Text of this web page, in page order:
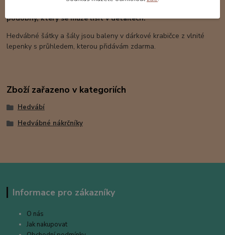
podobný, který se může lišit v detailech.
Hedvábné šátky a šály jsou baleny v dárkové krabičce z vlnité
lepenky s průhledem, kterou přidávám zdarma.
Zboží zařazeno v kategoriích
Hedvábí
Hedvábné nákrčníky
Informace pro zákazníky
O nás
Jak nakupovat